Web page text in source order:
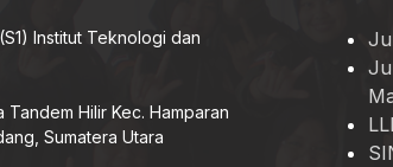
Institut Teknologi dan
Tandem Hilir Kec. Hamparan
Sumatera Utara